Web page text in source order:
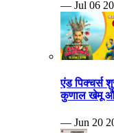
— Jul 06
एंड पिक्चर्स
कुणाल खेमू
— Jun 20